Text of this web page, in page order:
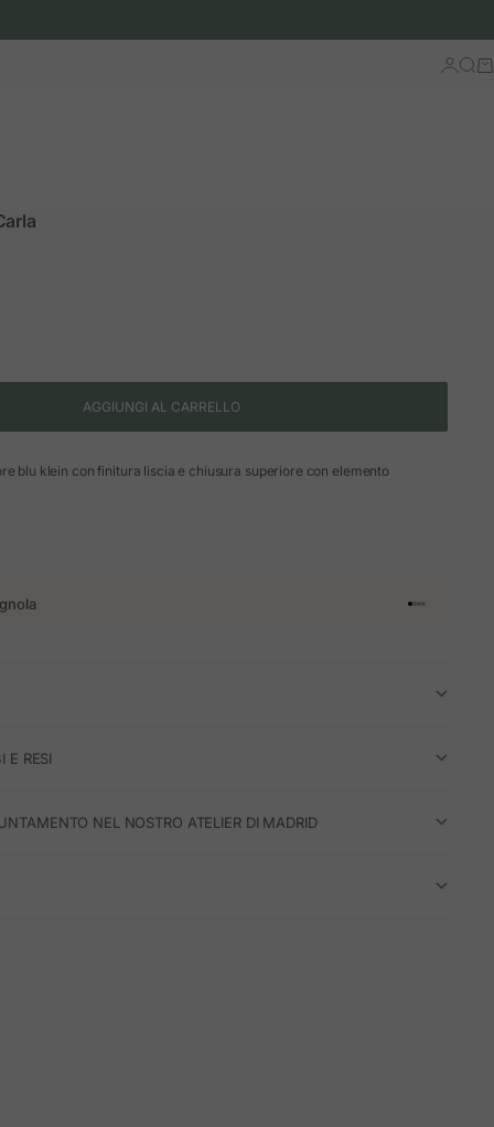
Accedi
AGGIUNGI AL CARRELLO
blu klein con finitura liscia e chiusura superiore con elemento
Vai
Vai
Vai
Vai
E RESI
NEL NOSTRO ATELIER DI MADRID